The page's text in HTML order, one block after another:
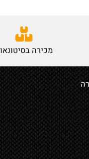
מכירה בסיטונאות